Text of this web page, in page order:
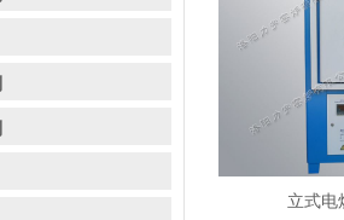
立式电